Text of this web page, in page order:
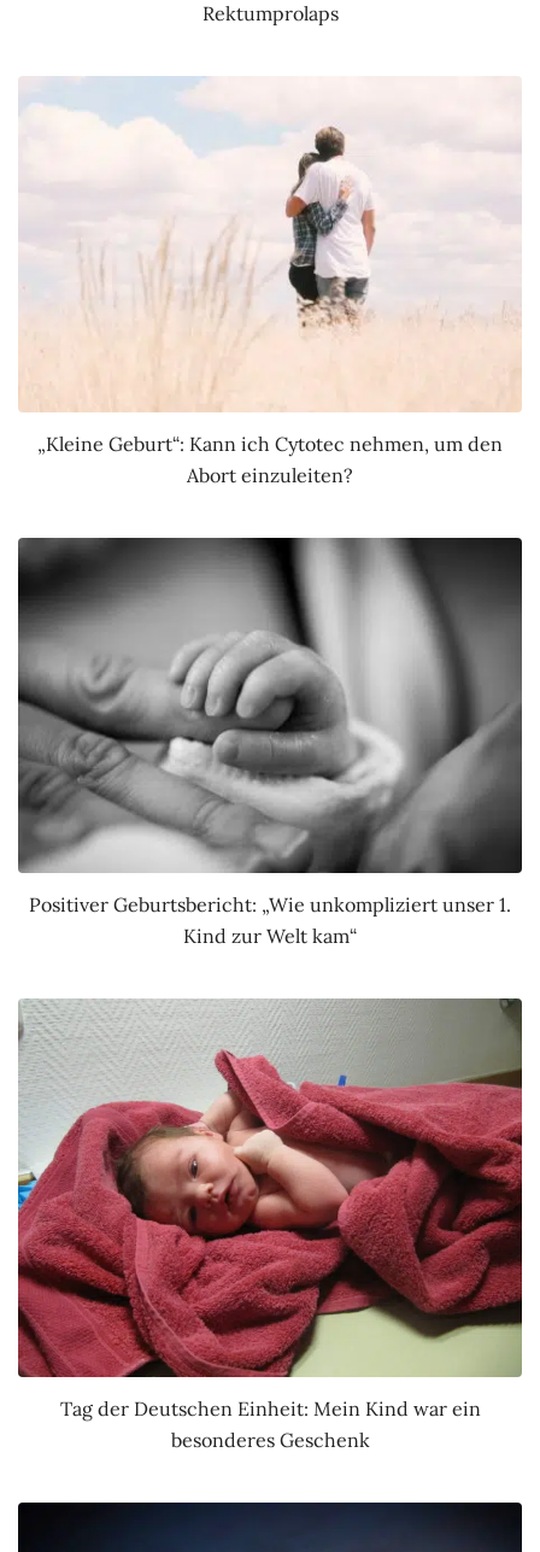
Rektumprolaps
„Kleine Geburt“: Kann ich Cytotec nehmen, um den
Abort einzuleiten?
Positiver Geburtsbericht: „Wie unkompliziert unser 1.
Kind zur Welt kam“
Tag der Deutschen Einheit: Mein Kind war ein
besonderes Geschenk